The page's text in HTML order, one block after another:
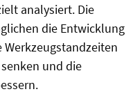
analysiert. Die
die Entwicklung
und die